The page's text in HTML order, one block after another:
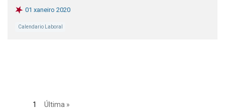
01 xaneiro 2020
Calendario Laboral
1 Última »